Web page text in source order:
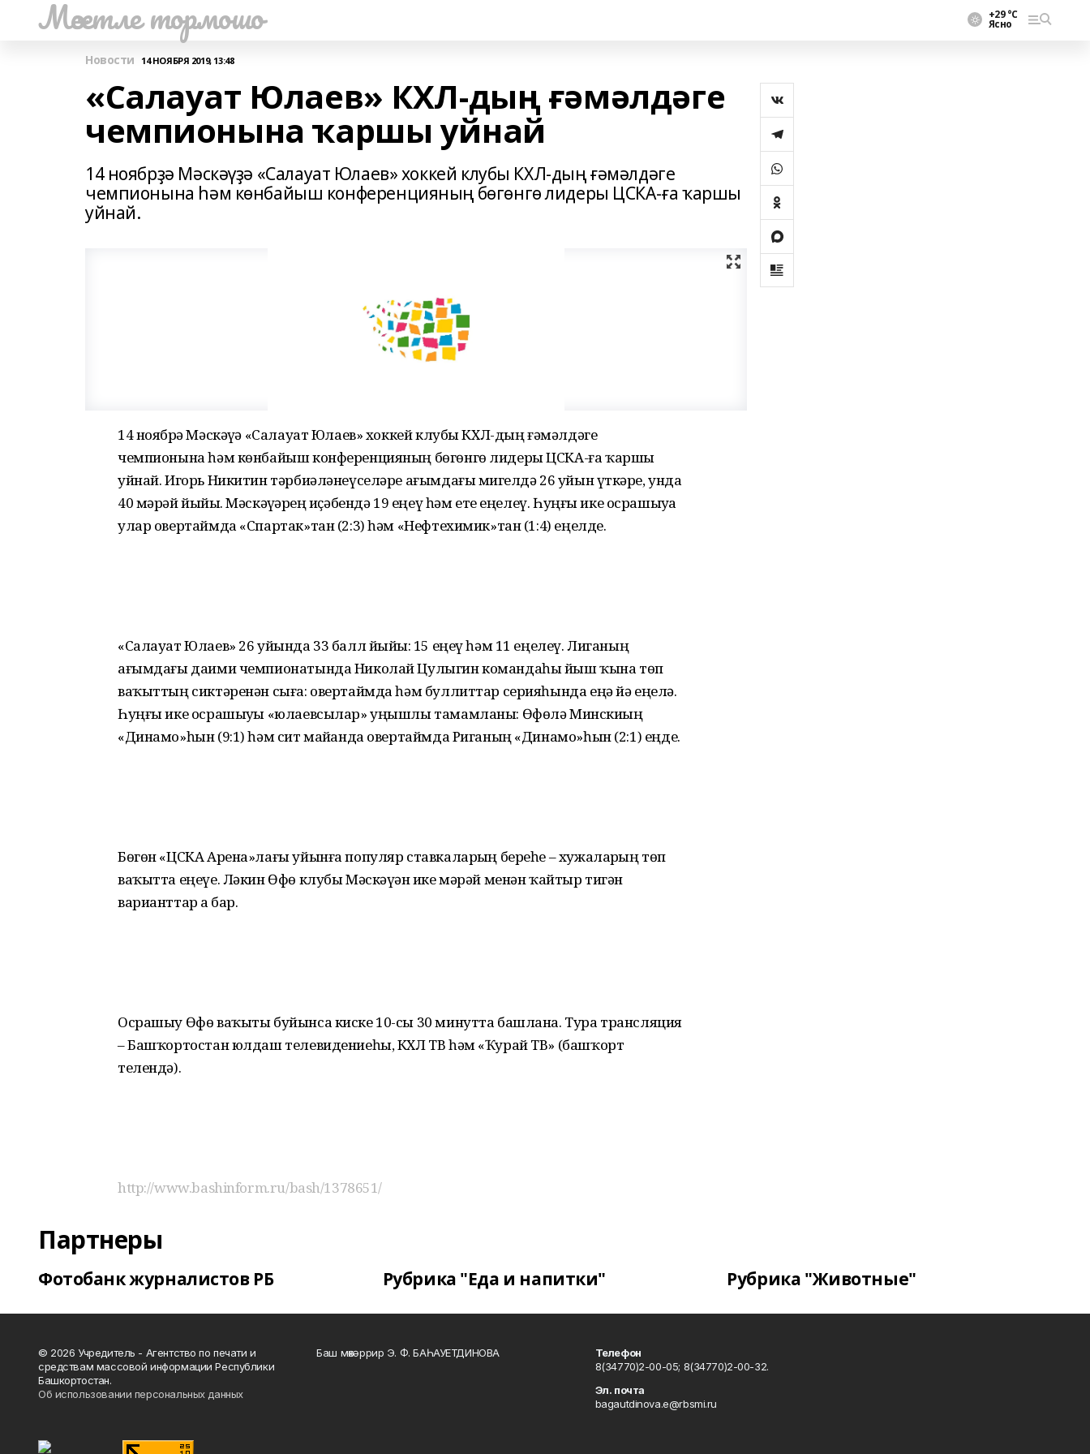
Мәсетле тормошо +29 °С
Ясно
Новости 14 НОЯБРЯ 2019, 13:48
«Салауат Юлаев» КХЛ-дың ғәмәлдәге
чемпионына ҡаршы уйнай
14 ноябрҙә Мәскәүҙә «Салауат Юлаев» хоккей клубы КХЛ-дың ғәмәлдәге
чемпионына һәм көнбайыш конференцияның бөгөнгө лидеры ЦСКА-ға ҡаршы
уйнай.
14 ноябрҙә Мәскәүҙә «Салауат Юлаев» хоккей клубы КХЛ-дың ғәмәлдәге
чемпионына һәм көнбайыш конференцияның бөгөнгө лидеры ЦСКА-ға ҡаршы
уйнай. Игорь Никитин тәрбиәләнеүселәре ағымдағы миҙгелдә 26 уйын үткәрҙе, унда
40 мәрәй йыйҙы. Мәскәүҙәрҙең иҫәбендә 19 еңеү һәм ете еңелеү. Һуңғы ике осрашыуҙа
улар овертаймда «Спартак»тан (2:3) һәм «Нефтехимик»тан (1:4) еңелде.
«Салауат Юлаев» 26 уйында 33 балл йыйҙы: 15 еңеү һәм 11 еңелеү. Лиганың
ағымдағы даими чемпионатында Николай Цулыгин командаһы йыш ҡына төп
ваҡыттың сиктәренән сыға: овертаймда һәм буллиттар серияһында еңә йә еңелә.
Һуңғы ике осрашыуҙы «юлаевсылар» уңышлы тамамланы: Өфөлә Минскиҙың
«Динамо»һын (9:1) һәм сит майҙанда овертаймда Риганың «Динамо»һын (2:1) еңде.
Бөгөн «ЦСКА Арена»лағы уйынға популяр ставкаларҙың береһе – хужаларҙың төп
ваҡытта еңеүе. Ләкин Өфө клубы Мәскәүҙән ике мәрәй менән ҡайтыр тигән
варианттар ҙа бар.
Осрашыу Өфө ваҡыты буйынса киске 10-сы 30 минутта башлана. Тура трансляция
– Башҡортостан юлдаш телевидениеһы, КХЛ ТВ һәм «Ҡурай ТВ» (башҡорт
телендә).
http://www.bashinform.ru/bash/1378651/
Партнеры
Фотобанк журналистов РБ Рубрика "Еда и напитки" Рубрика "Животные"
© 2026 Учредитель - Агентство по печати и
средствам массовой информации Республики
Башкортостан.
Об использовании персональных данных
Баш мөхәррир Э. Ф. БАҺАУЕТДИНОВА
Телефон
8(34770)2-00-05; 8(34770)2-00-32.
Эл. почта
bagautdinova.e@rbsmi.ru